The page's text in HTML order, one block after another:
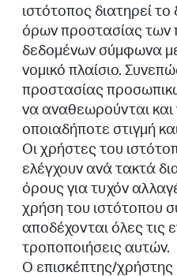
ιστότοπος διατηρεί
όρων προστασίας των
δεδομένων σύμφωνα
νομικό πλαίσιο.
προστασίας
να αναθεωρούνται
οποιαδήποτε στιγμή
Οι χρήστες του
ελέγχουν ανά τακτά
όρους για τυχόν
χρήση του ιστότοπου
αποδέχονται όλες τις
τροποποιήσεις αυτών.
Ο επισκέπτης/χρήστης